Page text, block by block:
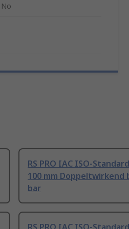
No
RS PRO IAC ISO-
100 mm Doppeltwirkend
bar